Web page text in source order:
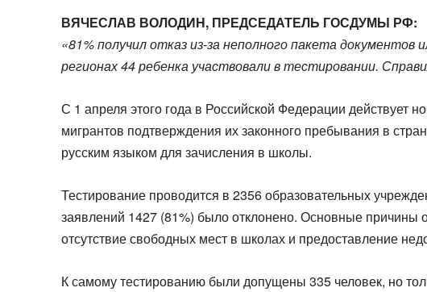
ВЯЧЕСЛАВ ВОЛОДИН, ПРЕДСЕДАТЕЛЬ ГОСДУМЫ РФ:​
«81% получил отказ из-за неполного пакета документов
регионах 44 ребенка участвовали в тестировании.
С 1 апреля этого года в Российской Федерации действует
мигрантов подтверждения их законного пребывания в
русским языком для зачисления в школы.
Тестирование проводится в 2356 образовательных
заявлений 1427 (81%) было отклонено. Основные причины
отсутствие свободных мест в школах и предоставление
К самому тестированию были допущены 335 человек, но